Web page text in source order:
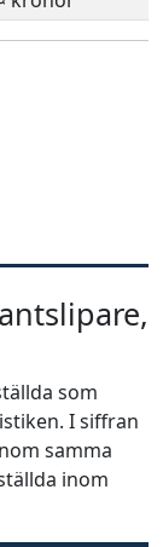
som
I siffran
samma
inom